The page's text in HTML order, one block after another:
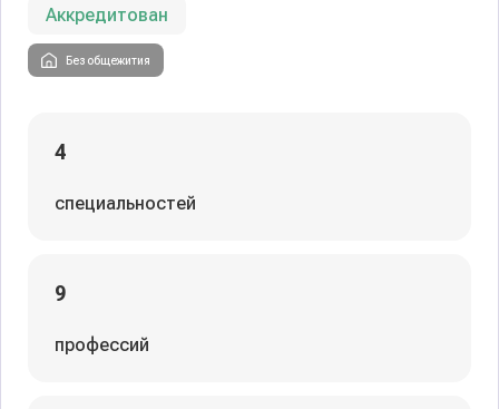
Аккредитован
Без общежития
4
специальностей
9
профессий